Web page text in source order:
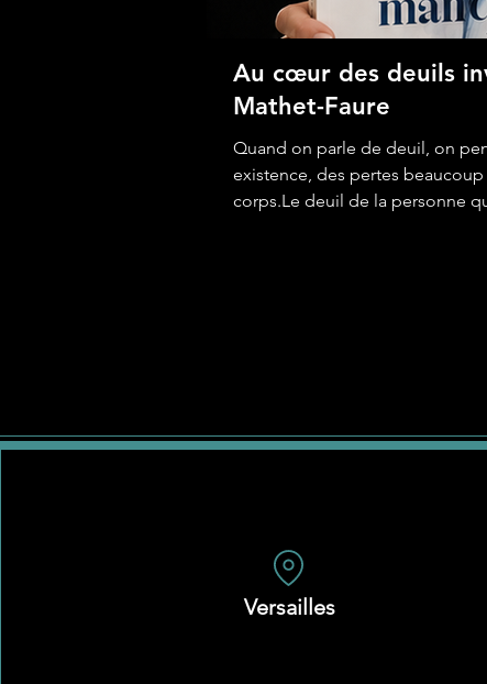
Au cœur des deuils
Mathet-Faure
Quand on parle de deuil, on
existence, des pertes
corps.Le deuil de la personne
Versailles